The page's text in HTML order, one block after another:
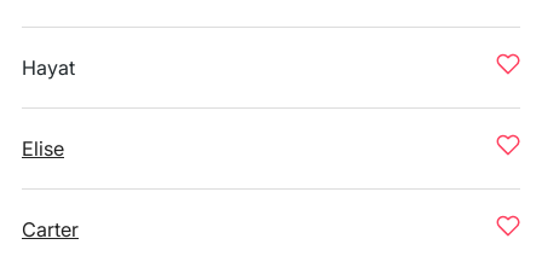
Hayat
Elise
Carter